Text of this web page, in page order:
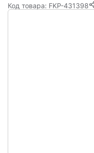
Код товара: FKP-431398